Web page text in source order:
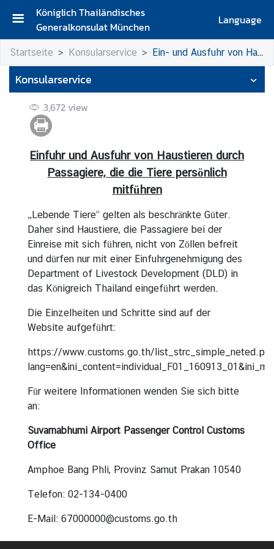
Königlich Thailändisches
Generalkonsulat München
Language
S
t
a
r
t
s
e
t
o
n
t
a
k
t
n
d
F
e
i
e
r
a
g
e
K
o
Startseite Konsularservice Ein- und Ausfuhr von Haustieren nach Thailand
Konsularservice
3,672 view
Einfuhr und Ausfuhr von Haustieren durch
Passagiere, die die Tiere persönlich
mitführen
„Lebende Tiere“ gelten als beschränkte Güter.
Daher sind Haustiere, die Passagiere bei der
Einreise mit sich führen, nicht von Zöllen befreit
und dürfen nur mit einer Einfuhrgenehmigung des
Department of Livestock Development (DLD) in
das Königreich Thailand eingeführt werden.
Die Einzelheiten und Schritte sind auf der
Website aufgeführt:
https://www.customs.go.th/
Für weitere Informationen wenden Sie sich bitte
an:
Suvarnabhumi Airport Passenger Control Customs
Office
Amphoe Bang Phli, Provinz Samut Prakan 10540
Telefon: 02-134-0400
E-Mail: 67000000@customs.go.th